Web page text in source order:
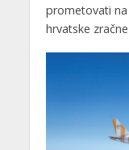
prometovati
hrvatske